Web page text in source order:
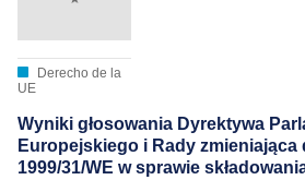
Derecho de la
UE
Wyniki głosowania Dyrektywa
Europejskiego i Rady zmieniająca
1999/31/WE w sprawie